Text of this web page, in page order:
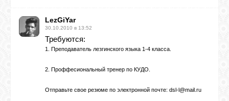
ГОЛОС
ЛЕЗГИН
LezGiYar
30.10.2010 в 13:52
Требуются:
1. Преподаватель лезгинского языка 1-4 класса.
2. Проффесиональный тренер по КУДО.
Отправьте свое резюме по электронной почте: dsl-l@mail.ru